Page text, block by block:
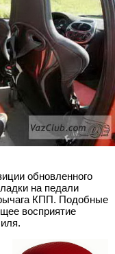
обновленного
на педали
КПП. Подобные
восприятие